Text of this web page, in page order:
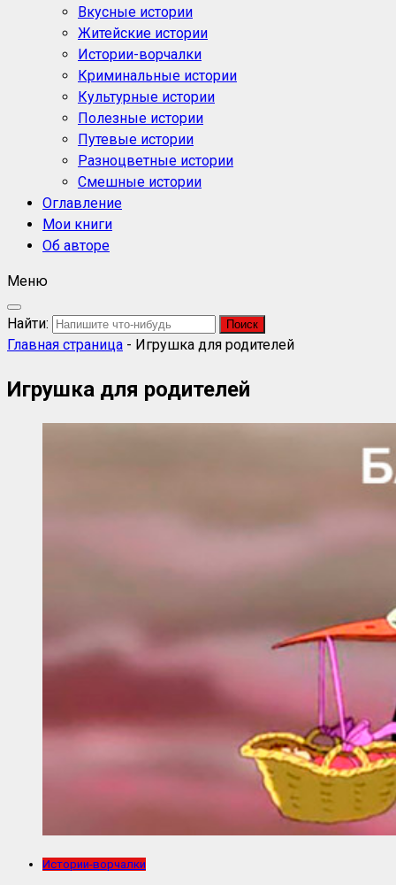
Вкусные истории
Житейские истории
Истории-ворчалки
Криминальные истории
Культурные истории
Полезные истории
Путевые истории
Разноцветные истории
Смешные истории
Оглавление
Мои книги
Об авторе
Меню
Найти:
Главная страница - Игрушка для родителей
Игрушка для родителей
Истории-ворчалки